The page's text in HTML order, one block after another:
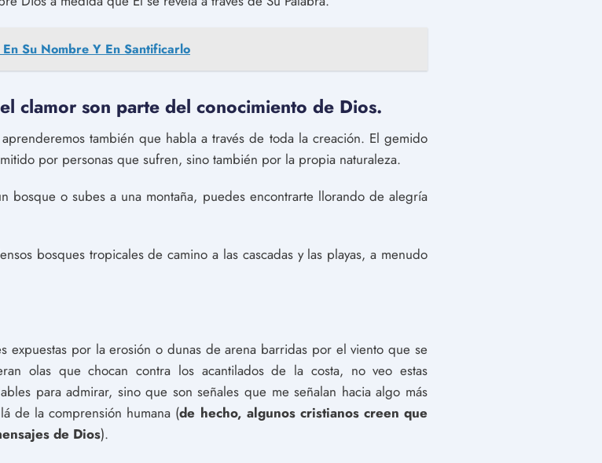
En Su Nombre Y En Santificarlo
clamor son parte del conocimiento de Dios.
también que habla a través de toda la creación. El gemido
por personas que sufren, sino también por la propia naturaleza.
bosque o subes a una montaña, puedes encontrarte llorando de alegría
bosques tropicales de camino a las cascadas y las playas, a menudo
expuestas por la erosión o dunas de arena barridas por el viento que se
olas que chocan contra los acantilados de la costa, no veo estas
para admirar, sino que son señales que me señalan hacia algo más
de la comprensión humana (de hecho, algunos cristianos creen que
de Dios).